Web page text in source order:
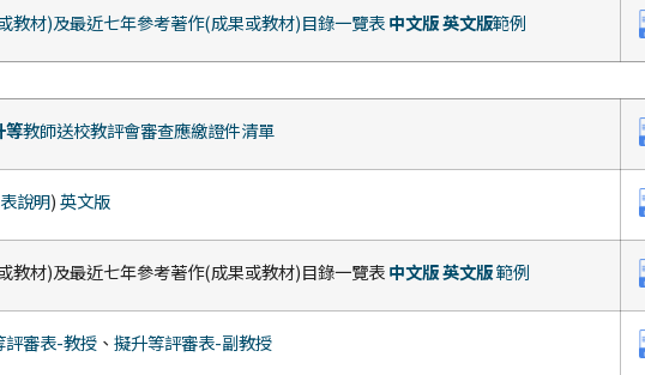
教材)及最近七年參考著作(成果或教材)目錄一覽表中文版英文版範例
等教師送校教評會審查應繳證件清單
說明)英文版
教材)及最近七年參考著作(成果或教材)目錄一覽表中文版英文版範例
評審表-教授 、 擬升等評審表-副教授